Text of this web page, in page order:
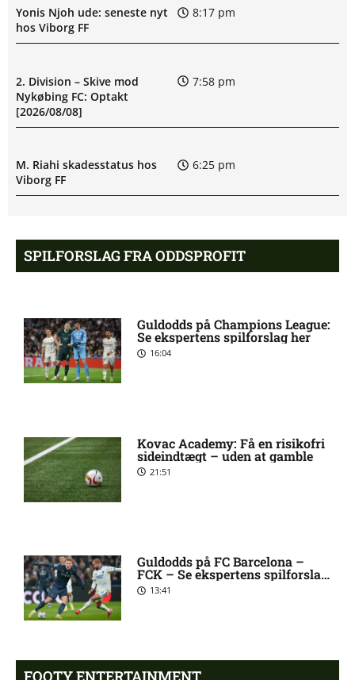
Yonis Njoh ude: seneste nyt
hos Viborg FF
8:17 pm
2. Division – Skive mod
Nykøbing FC: Optakt
[2026/08/08]
7:58 pm
M. Riahi skadesstatus hos
Viborg FF
6:25 pm
skade hos Bodø/Glimt
Bodo/Glimt: Optakt,
forventede opstillinger,
skader og karantæner
[2026/08/08]
skader og karantæner
[2026/08/08]
1. Division – Aarhus Fremad
mod HB Køge: Optakt,
[2026/08/08]
SPILFORSLAG FRA ODDSPROFIT
Guldodds på Champions League:
Se ekspertens spilforslag her
16:04
Kovac Academy: Få en risikofri
sideindtægt – uden at gamble
21:51
Guldodds på FC Barcelona –
FCK – Se ekspertens spilforslag
her13:41